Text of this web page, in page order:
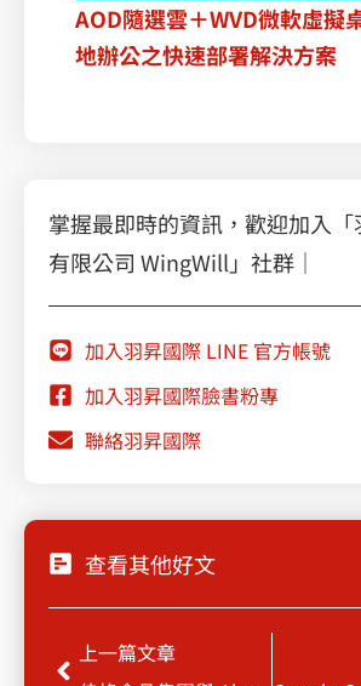
AOD隨選雲＋WVD微軟虛擬
地辦公之快速部署解決方案
掌握最即時的資訊，歡迎加入
有限公司 WingWill」社群｜
加入羽昇國際 LINE 官方帳號
加入羽昇國際臉書粉專
聯絡羽昇國際
查看其他好文
Prev
上一篇文章